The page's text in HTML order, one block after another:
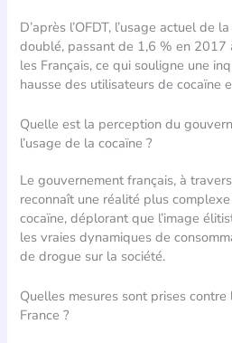
D’après l’OFDT, l’usage actuel de
doublé, passant de 1,6 % en
les Français, ce qui souligne une
hausse des utilisateurs de cocaïne
Quelle est la perception du
l’usage de la cocaïne ?
Le gouvernement français, à
reconnaît une réalité plus
cocaïne, déplorant que l’image
les vraies dynamiques de
de drogue sur la société.
Quelles mesures sont prises
France ?